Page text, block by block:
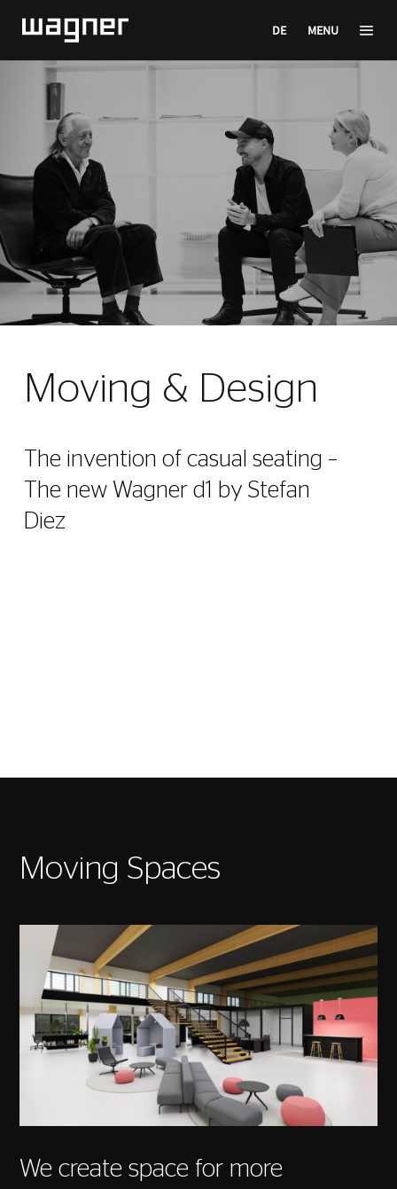
DE MENU
Moving & Design
The invention of casual seating –
The new Wagner d1 by Stefan
Diez
Moving Spaces
We create space for more